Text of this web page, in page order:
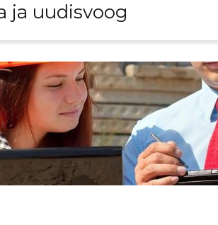
ja uudisvoog